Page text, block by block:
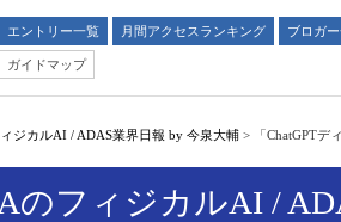
エントリー一覧 月間アクセスランキング ブロガ
ガイドマップ
ジカルAI / ADAS業界日報 by 今泉大輔 > 「ChatGPT
のフィジカルAI /